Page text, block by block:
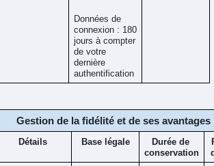
Données de
connexion : 180
jours à compter
de votre
dernière
authentification
Gestion de la fidélité et de ses avantages
Détails Base légale
Durée de
conservation